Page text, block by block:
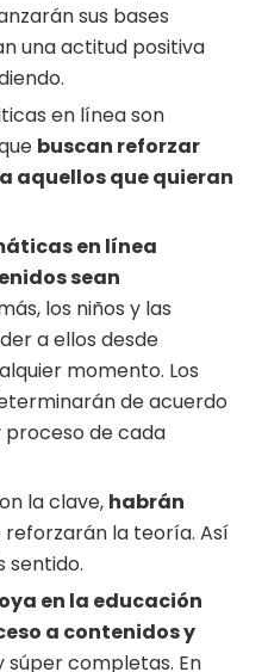
sus bases
una actitud positiva
en línea son
buscan reforzar
aquellos que quieran
en línea
sean
los niños y las
a ellos desde
momento. Los
de acuerdo
de cada
la clave, habrán
reforzarán la teoría. Así
sentido.
en la educación
a contenidos y
súper completas. En